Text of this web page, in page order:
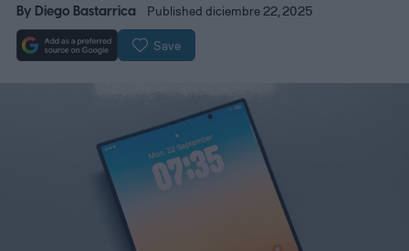
By Diego Bastarrica Published diciembre 22, 2025
Save